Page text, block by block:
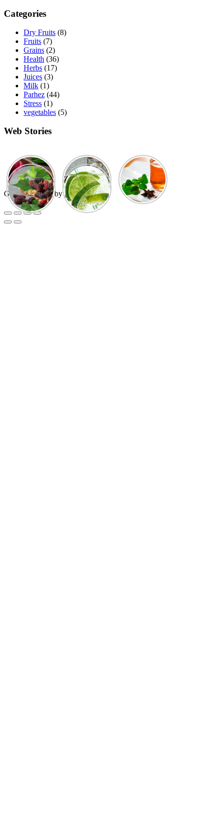
Categories
Dry Fruits (8)
Fruits (7)
Grains (2)
Health (36)
Herbs (17)
Juices (3)
Milk (1)
Parhez (44)
Stress (1)
vegetables (5)
Web Stories
GuCherry Blog byEverestthemes